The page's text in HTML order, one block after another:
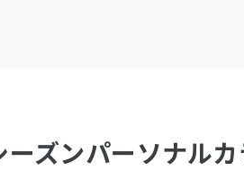
ズンパーソナル